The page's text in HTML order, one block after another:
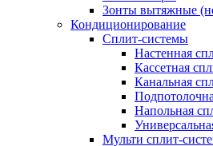
Зонты вытяжные
Кондиционирование
Сплит-системы
Настенная
Кассетная
Канальная
Напольная
Мульти сплит-